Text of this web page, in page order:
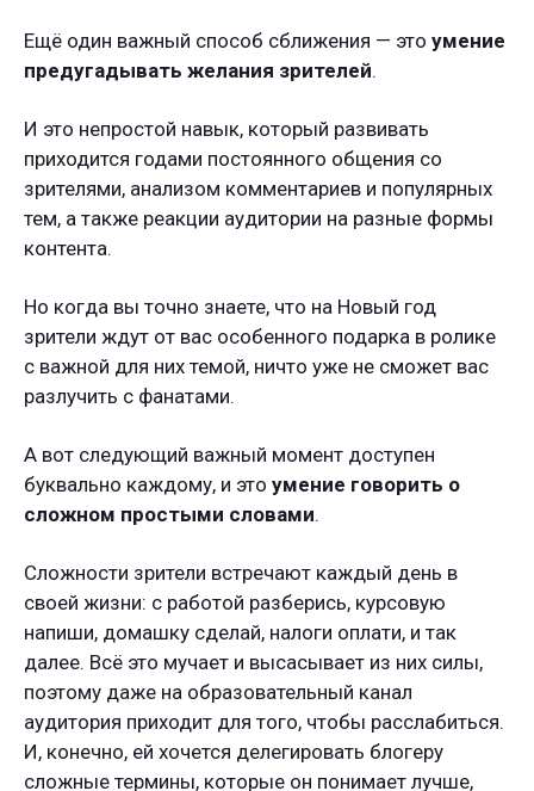
Ещё один важный способ сближения — это умение
предугадывать желания зрителей.
И это непростой навык, который развивать
приходится годами постоянного общения со
зрителями, анализом комментариев и популярных
тем, а также реакции аудитории на разные формы
контента.
Но когда вы точно знаете, что на Новый год
зрители ждут от вас особенного подарка в ролике
с важной для них темой, ничто уже не сможет вас
разлучить с фанатами.
А вот следующий важный момент доступен
буквально каждому, и это умение говорить о
сложном простыми словами.
Сложности зрители встречают каждый день в
своей жизни: с работой разберись, курсовую
напиши, домашку сделай, налоги оплати, и так
далее. Всё это мучает и высасывает из них силы,
поэтому даже на образовательный канал
аудитория приходит для того, чтобы расслабиться.
И, конечно, ей хочется делегировать блогеру
сложные термины, которые он понимает лучше,